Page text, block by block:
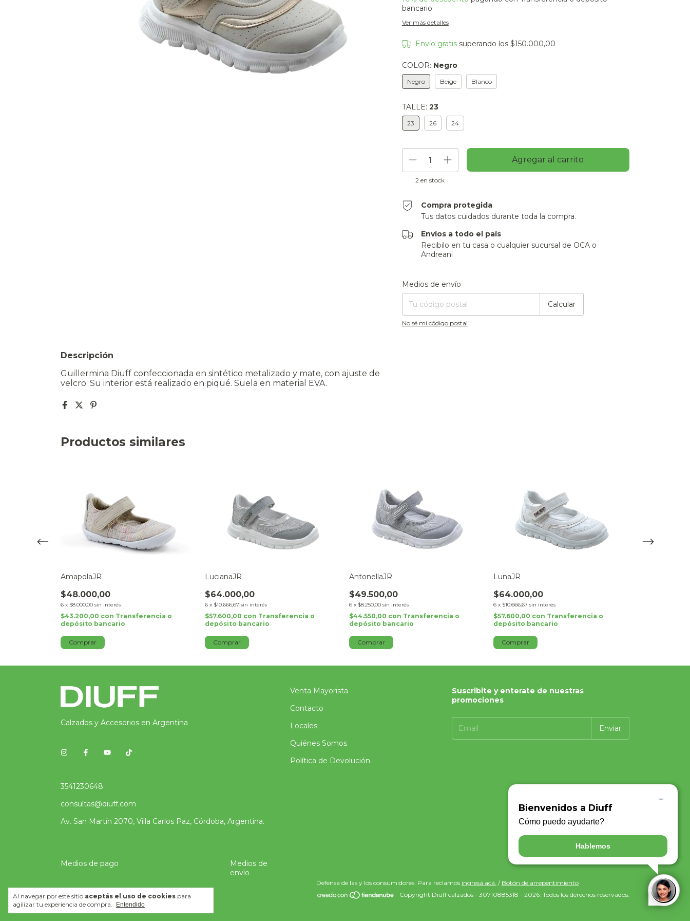
Al navegar por este sitio aceptás el uso de cookies para
agilizar tu experiencia de compra.
Entendido
bancario
Ver más detalles
Envío gratis superando los$150.000,00
COLOR: Negro
Negro Beige Blanco
TALLE: 23
23 26 24
2 en stock
Compra protegida
Tus datos cuidados durante toda la compra.
Envíos a todo el país
Recibilo en tu casa o cualquier sucursal de OCA o
Andreani
Entregas para el CP:
Medios de envío
Calcular
No sé mi código postal
Descripción
Guillermina Diuff confeccionada en sintético metalizado y mate, con ajuste de
velcro. Su interior está realizado en piqué. Suela en material EVA.
Productos similares
AmapolaJR
$48.000,00
6 x $8.000,00 sin interés
$43.200,00 con Transferencia o
depósito bancario
Comprar
LucianaJR
$64.000,00
6 x $10.666,67 sin interés
$57.600,00 con Transferencia o
depósito bancario
Comprar
AntonellaJR
$49.500,00
6 x $8.250,00 sin interés
$44.550,00 con Transferencia o
depósito bancario
Comprar
LunaJR
$64.000,00
6 x $10.666,67 sin interés
$57.600,00 con Transferencia o
depósito bancario
Comprar
Calzados y Accesorios en Argentina
3541230648
consultas@diuff.com
Av. San Martín 2070, Villa Carlos Paz, Córdoba, Argentina.
Venta Mayorista
Contacto
Locales
Quiénes Somos
Política de Devolución
Suscribite y enterate de nuestras
promociones
Medios de pago
Medios de
envío
Defensa de las y los consumidores. Para reclamos ingresá acá. / Botón de arrepentimiento
Copyright Diuff calzados - 30710885318 - 2026. Todos los derechos reservados.